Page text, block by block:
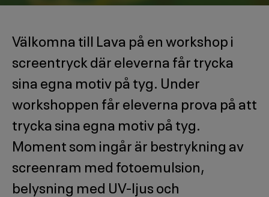
Välkomna till Lava på en workshop i
screentryck där eleverna får trycka
sina egna motiv på tyg. Under
workshoppen får eleverna prova på att
trycka sina egna motiv på tyg.
Moment som ingår är bestrykning av
screenram med fotoemulsion,
belysning med UV-ljus och